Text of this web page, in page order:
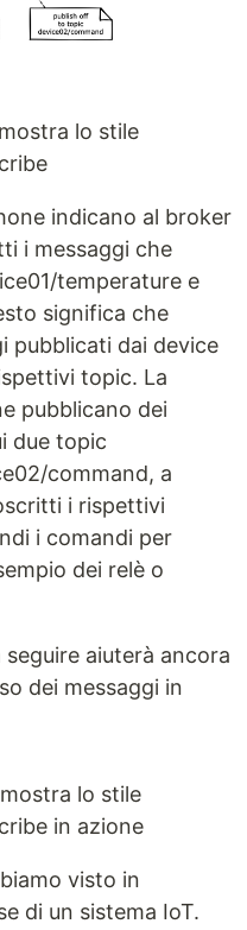
lo stile
indicano al broker
i messaggi che
temperature e
significa che
pubblicati dai device
topic. La
pubblicano dei
due topic
command, a
i rispettivi
i comandi per
dei relè o
seguire aiuterà ancora
dei messaggi in
lo stile
in azione
visto in
di un sistema IoT.